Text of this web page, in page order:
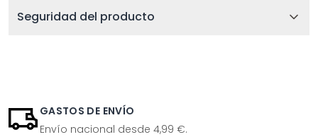
Seguridad del producto
GASTOS DE ENVÍO
Envío nacional desde 4,99 €.